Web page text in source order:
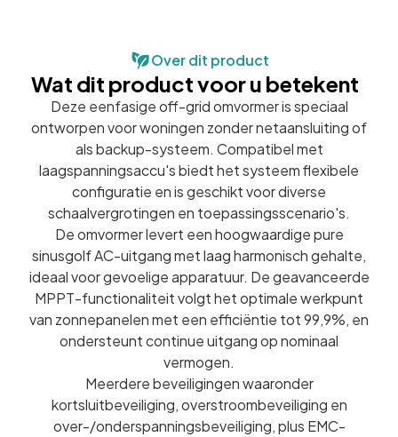
Over dit product
Wat dit product voor u betekent
Deze eenfasige off-grid omvormer is speciaal
ontworpen voor woningen zonder netaansluiting of
als backup-systeem. Compatibel met
laagspanningsaccu's biedt het systeem flexibele
configuratie en is geschikt voor diverse
schaalvergrotingen en toepassingsscenario's.
De omvormer levert een hoogwaardige pure
sinusgolf AC-uitgang met laag harmonisch gehalte,
ideaal voor gevoelige apparatuur. De geavanceerde
MPPT-functionaliteit volgt het optimale werkpunt
van zonnepanelen met een efficiëntie tot 99,9%, en
ondersteunt continue uitgang op nominaal
vermogen.
Meerdere beveiligingen waaronder
kortsluitbeveiliging, overstroombeveiliging en
over-/onderspanningsbeveiliging, plus EMC-